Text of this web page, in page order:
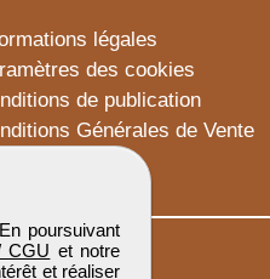
poursuivant
CGU et notre
et réaliser
légales
des cookies
de publication
Générales de Vente